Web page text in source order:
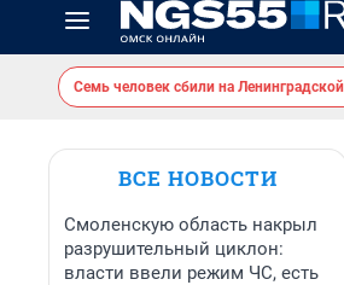
Семь человек сбили на
ВСЕ НОВОСТИ
Смоленскую область накрыл
разрушительный циклон:
власти ввели режим ЧС, есть